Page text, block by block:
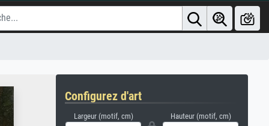
Configurez d'art
Largeur (motif, cm) Hauteur (motif, cm)